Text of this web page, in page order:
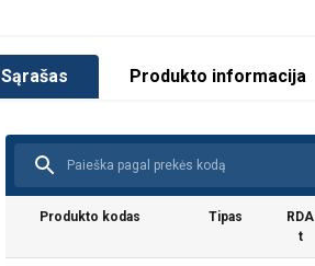
Sąrašas Produkto informacija
Produkto kodas Tipas
RDA
t